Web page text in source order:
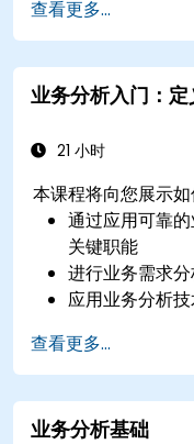
查看更多...
业务分析入门：定
21 小时
本课程将向您展示如
通过应用可靠
关键职能
进行业务需求
应用业务分析
制定有效的要求
使用行业最佳
管理解决方案
查看更多...
业务分析基础